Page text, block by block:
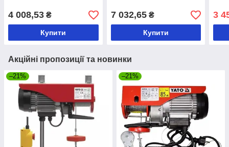
4 008,53 ₴
Купити
7 032,65₴
Купити
3
Акційні пропозиції та новинки
–21% –21%